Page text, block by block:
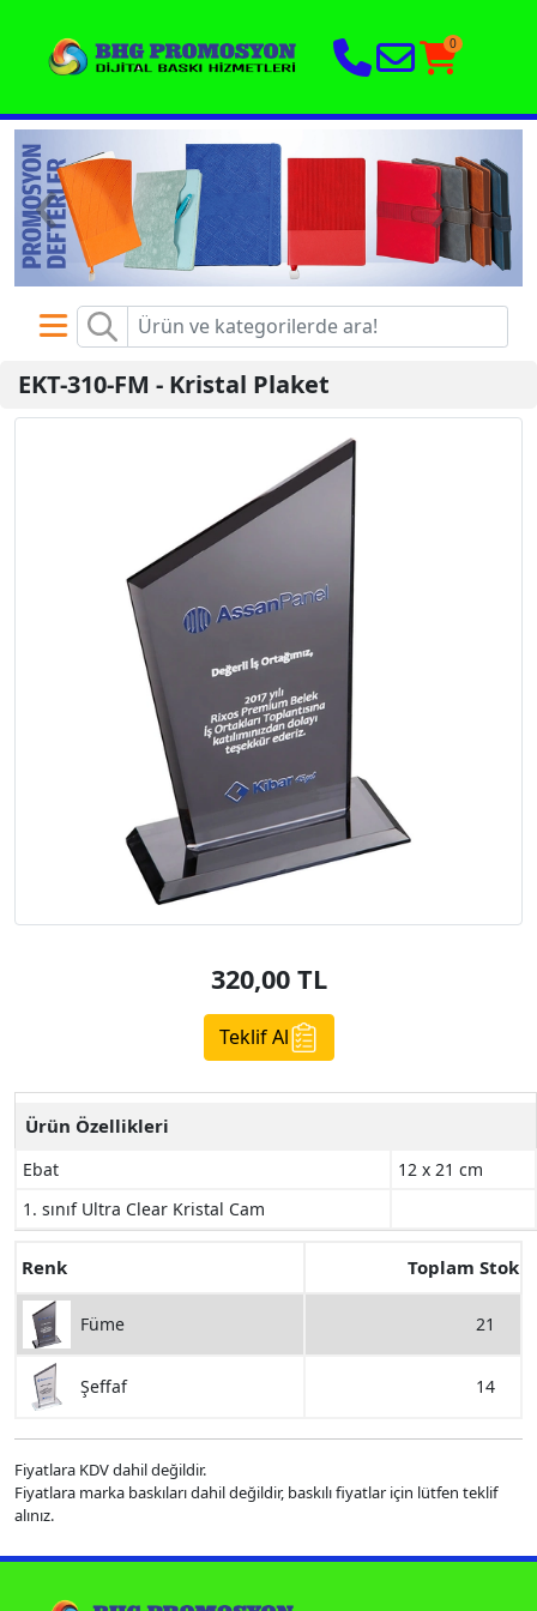
0
‹ ›
EKT-310-FM - Kristal Plaket
320,00 TL
Teklif Al
Ürün Özellikleri
Ebat
12 x 21 cm
1. sınıf Ultra Clear Kristal Cam
Renk Toplam Stok
Füme 21
Şeffaf 14
Fiyatlara KDV dahil değildir.
Fiyatlara marka baskıları dahil değildir, baskılı fiyatlar için lütfen teklif
alınız.